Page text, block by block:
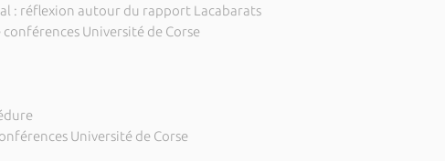
: réflexion autour du rapport Lacabarats
conférences Université de Corse
Université de Corse